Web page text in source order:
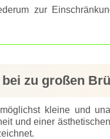
zur
zu großen
kleine und
und einer